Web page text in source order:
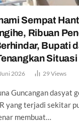
Sempat
Ribuan
Bupati
Situasi
2026 29Views
Guncangan dasyat
yang terjadi sekitar
membuat…